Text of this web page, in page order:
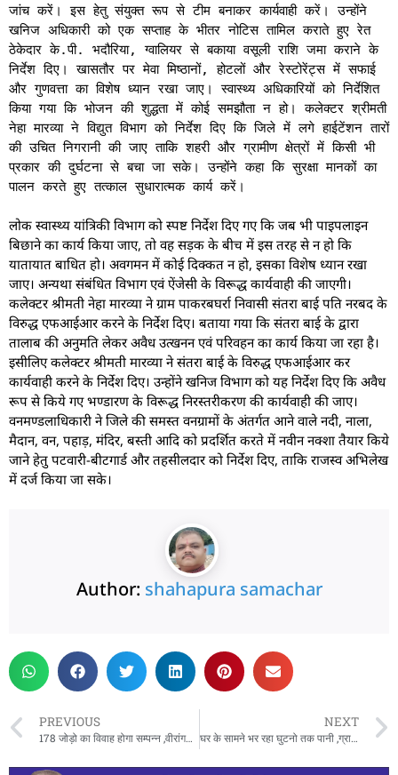
जांच करें। इस हेतु संयुक्त रूप से टीम बनाकर कार्यवाही करें। उन्होंने
खनिज अधिकारी को एक सप्ताह के भीतर नोटिस तामिल कराते हुए रेत
ठेकेदार के.पी. भदौरिया, ग्वालियर से बकाया वसूली राशि जमा कराने के
निर्देश दिए। खासतौर पर मेवा मिष्ठानों, होटलों और रेस्टोरेंट्स में सफाई
और गुणवत्ता का विशेष ध्यान रखा जाए। स्वास्थ्य अधिकारियों को निर्देशित
किया गया कि भोजन की शुद्धता में कोई समझौता न हो। कलेक्टर श्रीमती
नेहा मारव्या ने विद्युत विभाग को निर्देश दिए कि जिले में लगे हाईटेंशन तारों
की उचित निगरानी की जाए ताकि शहरी और ग्रामीण क्षेत्रों में किसी भी
प्रकार की दुर्घटना से बचा जा सके। उन्होंने कहा कि सुरक्षा मानकों का
पालन करते हुए तत्काल सुधारात्मक कार्य करें।
लोक स्वास्थ्य यांत्रिकी विभाग को स्पष्ट निर्देश दिए गए कि जब भी पाइपलाइन
बिछाने का कार्य किया जाए, तो वह सड़क के बीच में इस तरह से न हो कि
यातायात बाधित हो। अवगमन में कोई दिक्कत न हो, इसका विशेष ध्यान रखा
जाए। अन्यथा संबंधित विभाग एवं ऐंजेसी के विरूद्ध कार्यवाही की जाएगी।
कलेक्टर श्रीमती नेहा मारव्या ने ग्राम पाकरबघर्रा निवासी संतरा बाई पति नरबद के
विरुद्ध एफआईआर करने के निर्देश दिए। बताया गया कि संतरा बाई के द्वारा
तालाब की अनुमति लेकर अवैध उत्खनन एवं परिवहन का कार्य किया जा रहा है।
इसीलिए कलेक्टर श्रीमती मारव्या ने संतरा बाई के विरुद्ध एफआईआर कर
कार्यवाही करने के निर्देश दिए। उन्होंने खनिज विभाग को यह निर्देश दिए कि अवैध
रूप से किये गए भण्डारण के विरूद्ध निरस्तरीकरण की कार्यवाही की जाए।
वनमण्डलाधिकारी ने जिले की समस्त वनग्रामों के अंतर्गत आने वाले नदी, नाला,
मैदान, वन, पहाड़, मंदिर, बस्ती आदि को प्रदर्शित करते में नवीन नक्शा तैयार किये
जाने हेतु पटवारी-बीटगार्ड और तहसीलदार को निर्देश दिए, ताकि राजस्व अभिलेख
में दर्ज किया जा सके।
Author: shahapura samachar
PREVIOUS
178 जोड़ो का विवाह होगा सम्पन्न ,वीरांगना रानी दुर्गावती स्टेडियम शहपुरा में तैयारी हुई पूर्ण ,बारात आजीवका भवन से निकाली जावेगी
NEXT
घर के सामने भर रहा घुटनो तक पानी ,ग्राम पंचायत सचिव सुनने को तैयार नहीं,मामला शहपुरा जनपद के ग्राम पंचायत बरगांव का